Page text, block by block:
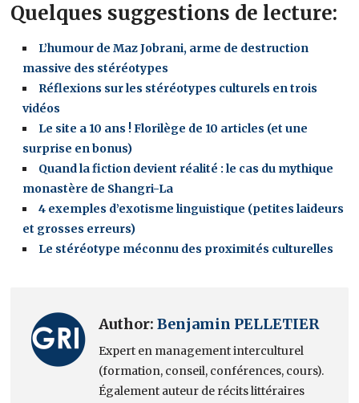
Quelques suggestions de lecture:
L’humour de Maz Jobrani, arme de destruction
massive des stéréotypes
Réflexions sur les stéréotypes culturels en trois
vidéos
Le site a 10 ans ! Florilège de 10 articles (et une
surprise en bonus)
Quand la fiction devient réalité : le cas du mythique
monastère de Shangri-La
4 exemples d’exotisme linguistique (petites laideurs
et grosses erreurs)
Le stéréotype méconnu des proximités culturelles
Author:Benjamin PELLETIER
Expert en management interculturel
(formation, conseil, conférences, cours).
Également auteur de récits littéraires